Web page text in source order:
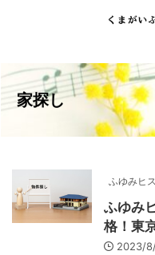
家探し
ふゆみヒ
ふゆみ
格！東
2023/